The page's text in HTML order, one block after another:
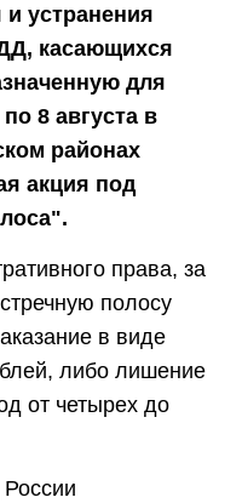
устранения
касающихся
для
8 августа в
районах
акция под
права, за
полосу
в виде
либо лишение
от четырех до